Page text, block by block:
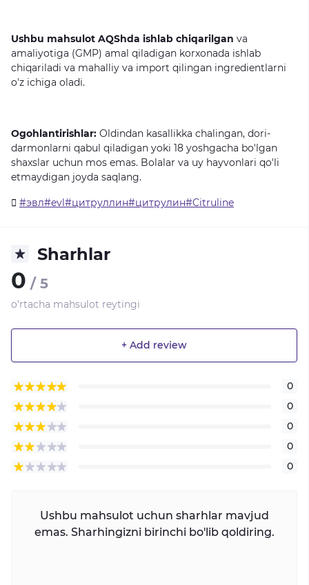
Ushbu mahsulot AQShda ishlab chiqarilgan va
amaliyotiga (GMP) amal qiladigan korxonada ishlab
chiqariladi va mahalliy va import qilingan ingredientlarni
o'z ichiga oladi.
Ogohlantirishlar: Oldindan kasallikka chalingan, dori-
darmonlarni qabul qiladigan yoki 18 yoshgacha bo'lgan
shaxslar uchun mos emas. Bolalar va uy hayvonlari qo'li
etmaydigan joyda saqlang.
#эвл#evl#цитруллин#цитрулин#Citruline
Sharhlar
0 / 5
o'rtacha mahsulot reytingi
+ Add review
0
0
0
0
0
Ushbu mahsulot uchun sharhlar mavjud
emas. Sharhingizni birinchi bo'lib qoldiring.